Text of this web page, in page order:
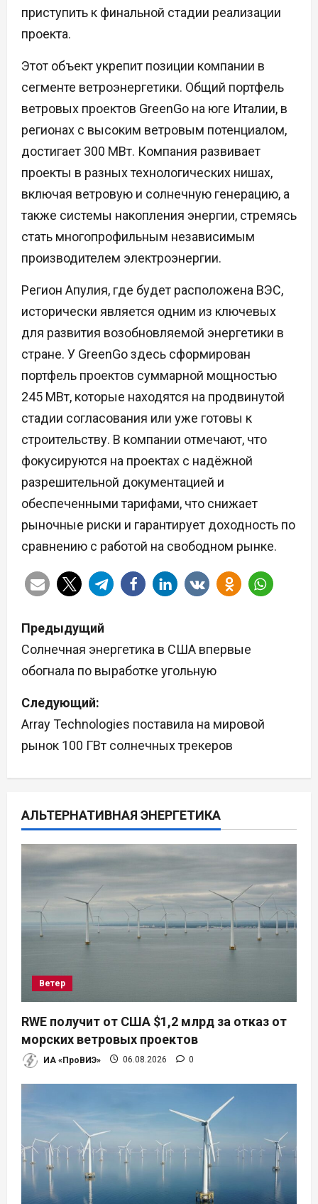
приступить к финальной стадии реализации
проекта.
Этот объект укрепит позиции компании в
сегменте ветроэнергетики. Общий портфель
ветровых проектов GreenGo на юге Италии, в
регионах с высоким ветровым потенциалом,
достигает 300 МВт. Компания развивает
проекты в разных технологических нишах,
включая ветровую и солнечную генерацию, а
также системы накопления энергии, стремясь
стать многопрофильным независимым
производителем электроэнергии.
Регион Апулия, где будет расположена ВЭС,
исторически является одним из ключевых
для развития возобновляемой энергетики в
стране. У GreenGo здесь сформирован
портфель проектов суммарной мощностью
245 МВт, которые находятся на продвинутой
стадии согласования или уже готовы к
строительству. В компании отмечают, что
фокусируются на проектах с надёжной
разрешительной документацией и
обеспеченными тарифами, что снижает
рыночные риски и гарантирует доходность по
сравнению с работой на свободном рынке.
Н
а
в
и
г
и
я
п
о
п
и
с
Предыдущий
Солнечная энергетика в США впервые
обогнала по выработке угольную
Следующий:
Array Technologies поставила на мировой
рынок 100 ГВт солнечных трекеров
АЛЬТЕРНАТИВНАЯ ЭНЕРГЕТИКА
Ветер
RWE получит от США $1,2 млрд за отказ от
морских ветровых проектов
ИА «ПроВИЭ» 06.08.2026 0